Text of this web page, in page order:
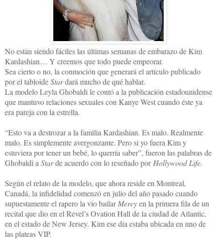
No están siendo fáciles las últimas semanas de embarazo de Kim
Kardashian… Y creemos que todo puede empeorar.
Sea cierto o no, la conmoción que generará el artículo publicado
por el tabloideStardará mucho de qué hablar.
La modelo Leyla Ghobaldi le contó a la publicación estadounidense
que mantuvo relaciones sexuales con Kanye West cuando éste ya
era pareja con la estrella.
“Esto va a destrozar a la familia Kardashian. Es malo. Realmente
malo. Es simplemente avergonzante. Pero si yo fuera Kim y
estuviera por tener un bebé, lo querría saber”, fueron las palabras de
Ghobaldi a Starde acuerdo con lo reseñado porHollywood Life.
Según el relato de la modelo, que ahora reside en Montreal,
Canadá, la infidelidad comenzó en julio del año pasado cuando
supuestamente el rapero la vio bailarMercyen la primera fila de un
recital que dio en el Revel’s Ovation Hall de la ciudad de Atlantic,
en el estado de New Jersey. Kim ese día estaba ubicada en uno de
las plateas VIP.